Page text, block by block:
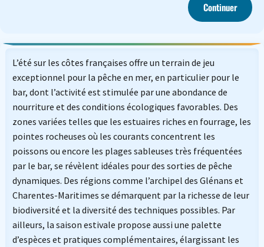
Continuer
L’été sur les côtes françaises offre un terrain de jeu
exceptionnel pour la pêche en mer, en particulier pour le
bar, dont l’activité est stimulée par une abondance de
nourriture et des conditions écologiques favorables. Des
zones variées telles que les estuaires riches en fourrage, les
pointes rocheuses où les courants concentrent les
poissons ou encore les plages sableuses très fréquentées
par le bar, se révèlent idéales pour des sorties de pêche
dynamiques. Des régions comme l’archipel des Glénans et
Charentes-Maritimes se démarquent par la richesse de leur
biodiversité et la diversité des techniques possibles. Par
ailleurs, la saison estivale propose aussi une palette
d’espèces et pratiques complémentaires, élargissant les